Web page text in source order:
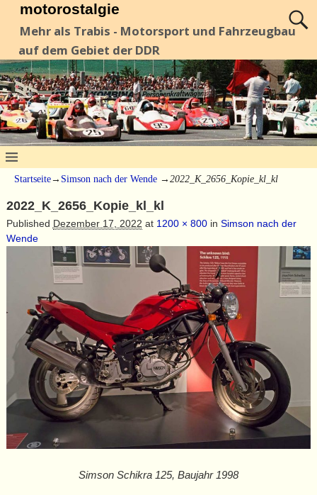
motorostalgie
Mehr als Trabis - Motorsport und Fahrzeugbau
auf dem Gebiet der DDR
Startseite→ Simson nach der Wende → 2022_K_2656_Kopie_kl_kl
2022_K_2656_Kopie_kl_kl
Published Dezember 17, 2022 at 1200 × 800in Simson nach der
Wende
Simson Schikra 125, Baujahr 1998